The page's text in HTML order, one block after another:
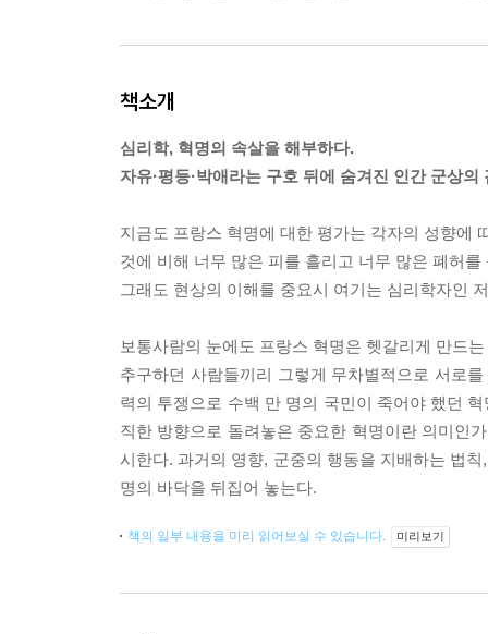
책소개
심리학, 혁명의 속살을 해부하다.
자유·평등·박애라는 구호 뒤에 숨겨진 인간 군상의
지금도 프랑스 혁명에 대한 평가는 각자의 성향에
것에 비해 너무 많은 피를 흘리고 너무 많은 폐허
그래도 현상의 이해를 중요시 여기는 심리학자인
보통사람의 눈에도 프랑스 혁명은 헷갈리게 만드
추구하던 사람들끼리 그렇게 무차별적으로 서로
력의 투쟁으로 수백 만 명의 국민이 죽어야 했던
직한 방향으로 돌려놓은 중요한 혁명이란 의미인
시한다. 과거의 영향, 군중의 행동을 지배하는 법
명의 바닥을 뒤집어 놓는다.
책의 일부 내용을 미리 읽어보실 수 있습니다. 미리보기